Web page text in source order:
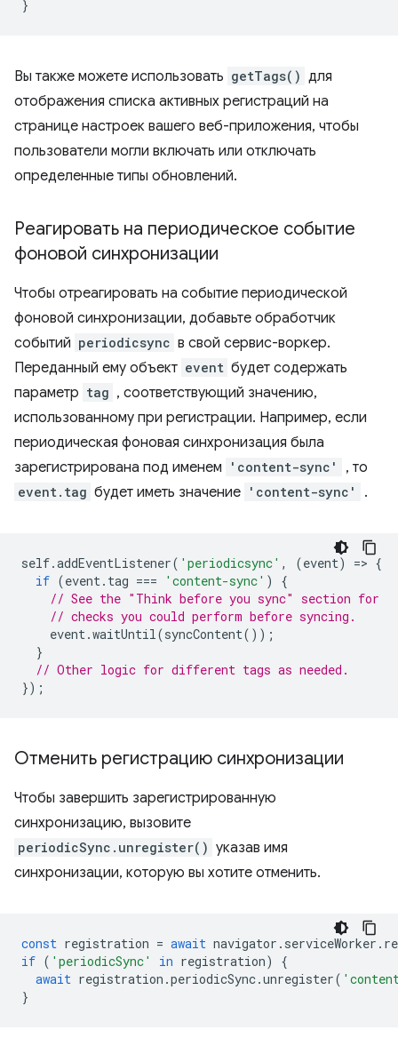
}
Вы также можете использовать getTags() для
отображения списка активных регистраций на
странице настроек вашего веб-приложения, чтобы
пользователи могли включать или отключать
определенные типы обновлений.
Реагировать на периодическое событие
фоновой синхронизации
Чтобы отреагировать на событие периодической
фоновой синхронизации, добавьте обработчик
событий periodicsync в свой сервис-воркер.
Переданный ему объект event будет содержать
параметр tag , соответствующий значению,
использованному при регистрации. Например, если
периодическая фоновая синхронизация была
зарегистрирована под именем
'content-sync' , то
event.tag будет иметь значение 'content-sync' .
self.addEventListener( 'periodicsync' , (event) => {
if (event. tag === 'content-sync' )
{
// See the "Think before you sync" section for
// checks you could perform before syncing.
event.waitUntil(syncContent());
}
// Other logic for different tags as needed.
});
Отменить регистрацию синхронизации
Чтобы завершить зарегистрированную
синхронизацию, вызовите
periodicSync.unregister() указав имя
синхронизации, которую вы хотите отменить.
const registration = await navigator . serviceWorker .
if ( 'periodicSync' in registration)
{
await registration .periodicSync.unregister(
}